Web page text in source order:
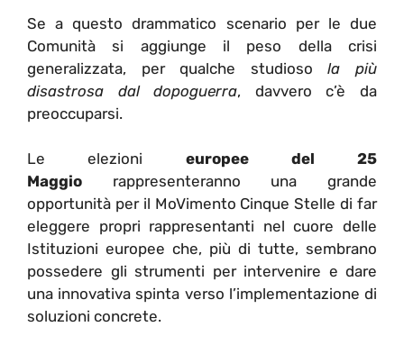
Se a questo drammatico scenario per le due
Comunità si aggiunge il peso della crisi
generalizzata, per qualche studiosola più
disastrosa dal dopoguerra, davvero c’è da
preoccuparsi.
Le elezioni europee del 25
Maggio rappresenteranno una grande
opportunità per il MoVimento Cinque Stelle di far
eleggere propri rappresentanti nel cuore delle
Istituzioni europee che, più di tutte, sembrano
possedere gli strumenti per intervenire e dare
una innovativa spinta verso l’implementazione di
soluzioni concrete.